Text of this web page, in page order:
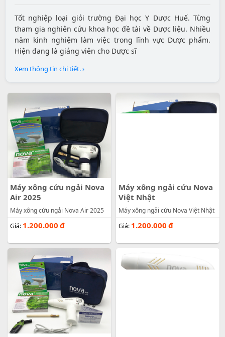
Tốt nghiệp loại giỏi trường Đại học Y Dược Huế. Từng
tham gia nghiên cứu khoa học đề tài về Dược liệu. Nhiều
năm kinh nghiệm làm việc trong lĩnh vực Dược phẩm.
Hiện đang là giảng viên cho Dược sĩ
Xem thông tin chi tiết. ›
Máy xông cứu ngải Nova
Air 2025
Máy xông cứu ngải Nova Air 2025
Giá: 1.200.000 đ
Máy xông ngải cứu Nova
Việt Nhật
Máy xông ngải cứu Nova Việt Nhật
Giá: 1.200.000 đ